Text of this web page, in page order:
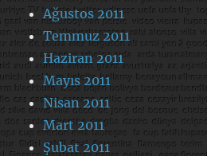
Ağustos 2011
Temmuz 2011
Haziran 2011
Mayıs 2011
Nisan 2011
Mart 2011
Şubat 2011